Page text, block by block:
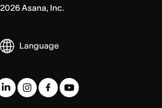
2026Asana, Inc.
Language